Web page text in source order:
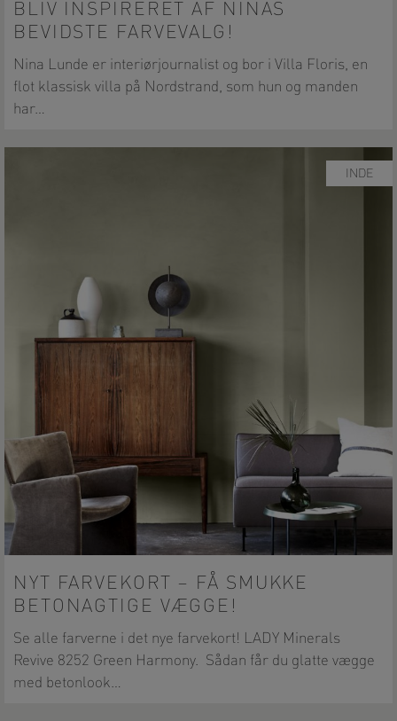
BLIV INSPIRERET AF NINAS
BEVIDSTE FARVEVALG!
Nina Lunde er interiørjournalist og bor i Villa Floris, en
flot klassisk villa på Nordstrand, som hun og manden
har…
INDE
NYT FARVEKORT – FÅ SMUKKE
BETONAGTIGE VÆGGE!
Se alle farverne i det nye farvekort! LADY Minerals
Revive 8252 Green Harmony. Sådan får du glatte vægge
med betonlook…